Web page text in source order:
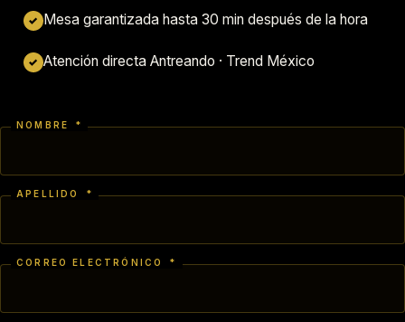
✓ Mesa garantizada hasta 30 min después de la hora
✓ Atención directa Antreando · Trend México
NOMBRE *
APELLIDO *
CORREO ELECTRÓNICO *